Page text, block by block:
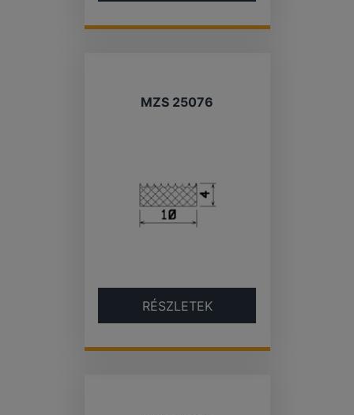
MZS 25076
RÉSZLETEK